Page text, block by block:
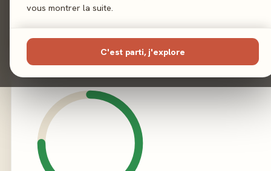
vous montrer la suite.
C'est parti, j'explore
02 - LE VERDICT